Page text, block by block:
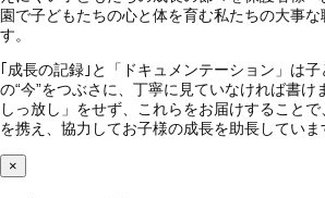
園で子どもたちの心と体を育む私たちの大事な
す。
｢成長の記録｣と「ドキュメンテーション」は
の“今”をつぶさに、丁寧に見ていなければ書け
しっ放し」をせず、これらをお届けすること
を携え、協力してお子様の成長を助長していま
×